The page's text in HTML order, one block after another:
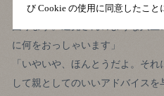
います。いい話をありがとう」
に何をおっしゃいます」
「いやいや、ほんとうだよ。そ
して親としてのいいアドバイス
び Cookie の使用に同意したこと